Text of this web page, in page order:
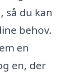
så du kan
behov.
en
en, der